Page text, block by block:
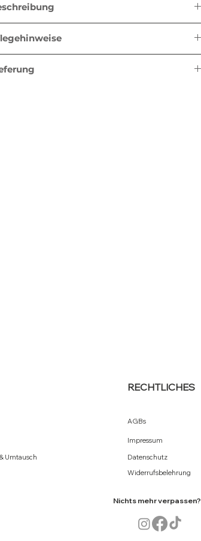
Fairtrade zertifizierter Bio-Baumwolle. Diese
ist qualitativ hochwertig, bietet viel Platz,
das Beste von allem: die Tasche ist
bei 40°C waschen
Umtausch
RECHTLICHES
AGBs
Impressum
Datenschutz
Widerrufsbelehrung
Nichts mehr verpassen?